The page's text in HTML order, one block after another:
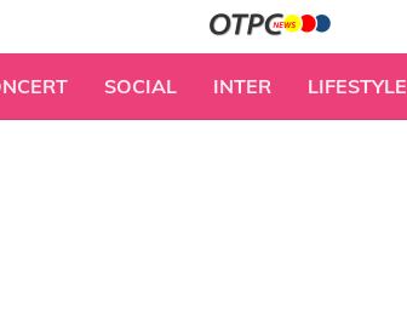
SOCIAL INTER LIFESTYLE